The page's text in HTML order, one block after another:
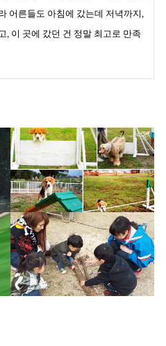
어른들도 아침에 갔는데 저녁까지,
, 이 곳에 갔던 건 정말 최고로 만족